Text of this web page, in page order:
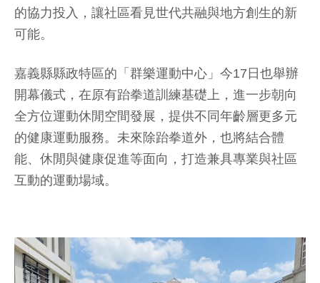
的協力投入，讓社區看見世代共融與地方創生的新
可能。
嘉義縣縣政特區的「群樂運動中心」今17日也舉辦
開幕儀式，在原有跆拳道訓練基礎上，進一步朝向
全方位運動休閒空間發展，提供不同年齡層更多元
的健康運動服務。未來除跆拳道外，也將結合體
能、休閒與健康促進等面向，打造兼具專業與社區
互動的運動場域。